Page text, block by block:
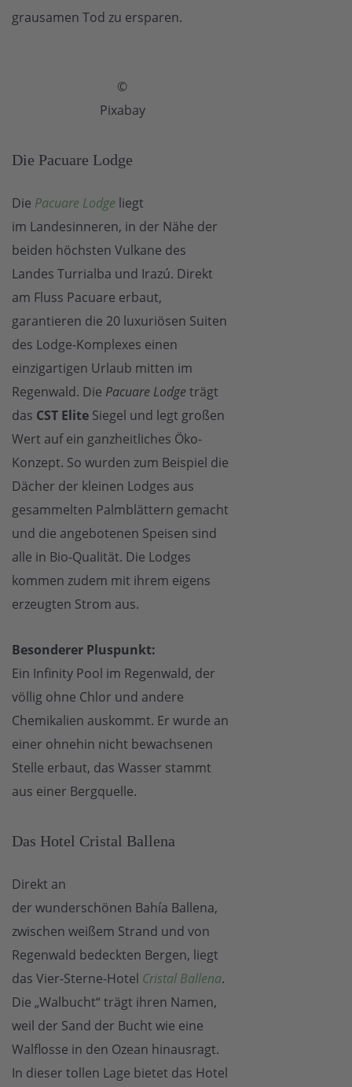
grausamen Tod zu ersparen.
©
Pixabay
Die Pacuare Lodge
Die Pacuare Lodge liegt
im Landesinneren, in der Nähe der
beiden höchsten Vulkane des
Landes Turrialba und Irazú. Direkt
am Fluss Pacuare erbaut,
garantieren die 20 luxuriösen Suiten
des Lodge-Komplexes einen
einzigartigen Urlaub mitten im
Regenwald. Die Pacuare Lodgeträgt
das CST Elite Siegel und legt großen
Wert auf ein ganzheitliches Öko-
Konzept. So wurden zum Beispiel die
Dächer der kleinen Lodges aus
gesammelten Palmblättern gemacht
und die angebotenen Speisen sind
alle in Bio-Qualität. Die Lodges
kommen zudem mit ihrem eigens
erzeugten Strom aus.
Besonderer Pluspunkt:
Ein Infinity Pool im Regenwald, der
völlig ohne Chlor und andere
Chemikalien auskommt. Er wurde an
einer ohnehin nicht bewachsenen
Stelle erbaut, das Wasser stammt
aus einer Bergquelle.
Das Hotel Cristal Ballena
Direkt an
der wunderschönen Bahía Ballena,
zwischen weißem Strand und von
Regenwald bedeckten Bergen, liegt
das Vier-Sterne-Hotel Cristal Ballena.
Die „Walbucht“ trägt ihren Namen,
weil der Sand der Bucht wie eine
Walflosse in den Ozean hinausragt.
In dieser tollen Lage bietet das Hotel